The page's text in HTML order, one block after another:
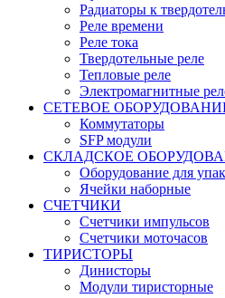
Радиаторы к
Реле времени
Реле тока
Твердотельные реле
Тепловые реле
Электромагнитные
СЕТЕВОЕ
Коммутаторы
SFP модули
СКЛАДСКОЕ
Оборудование для
Ячейки наборные
СЧЕТЧИКИ
Счетчики импульсов
Счетчики моточасов
ТИРИСТОРЫ
Динисторы
Модули тиристорные